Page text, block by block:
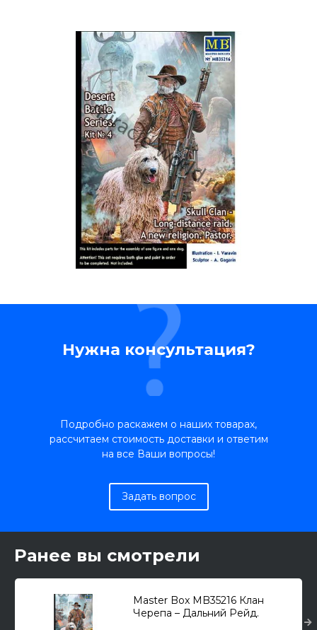
Нужна консультация?
Подробно раскажем о наших товарах,
рассчитаем стоимость доставки и ответим
на все Ваши вопросы!
Задать вопрос
Ранее вы смотрели
Master Box MB35216 Клан
Черепа – Дальний Рейд.